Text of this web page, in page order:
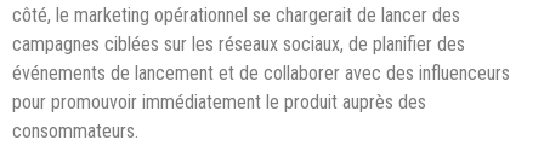
côté, le marketing opérationnel se chargerait de lancer des
campagnes ciblées sur les réseaux sociaux, de planifier des
événements de lancement et de collaborer avec des influenceurs
pour promouvoir immédiatement le produit auprès des
consommateurs.